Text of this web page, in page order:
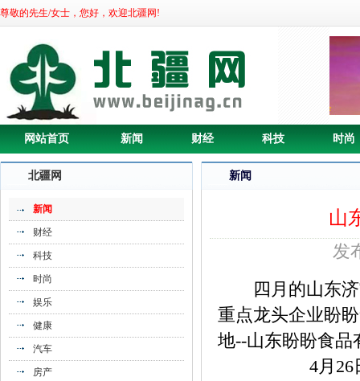
尊敬的先生/女士，您好，欢迎北疆网!
网站首页 新闻 财经 科技 时尚
北疆网
新闻
财经
科技
时尚
娱乐
健康
汽车
房产
新闻
山
发
四月的山东济
重点龙头企业盼
地--山东盼盼食品
4月